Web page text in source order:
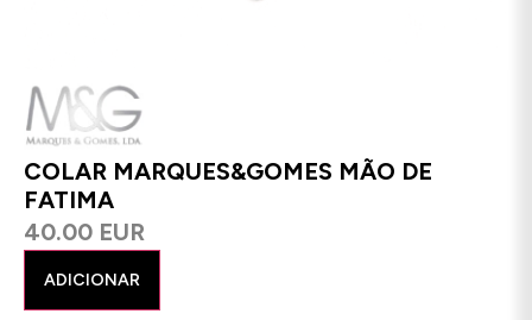
COLAR MARQUES&GOMES MÃO DE
FATIMA
40.00 EUR
ADICIONAR